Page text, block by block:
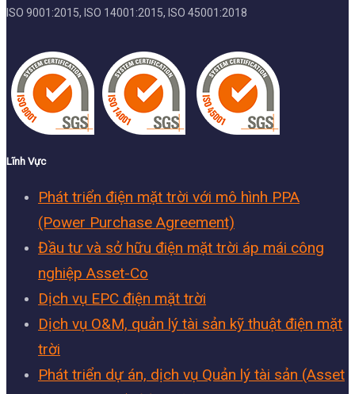
ISO 9001:2015, ISO 14001:2015, ISO 45001:2018
Lĩnh Vực
Phát triển điện mặt trời với mô hình PPA
(Power Purchase Agreement)
Đầu tư và sở hữu điện mặt trời áp mái công
nghiệp Asset-Co
Dịch vụ EPC điện mặt trời
Dịch vụ O&M, quản lý tài sản kỹ thuật điện mặt
trời
Phát triển dự án, dịch vụ Quản lý tài sản (Asset